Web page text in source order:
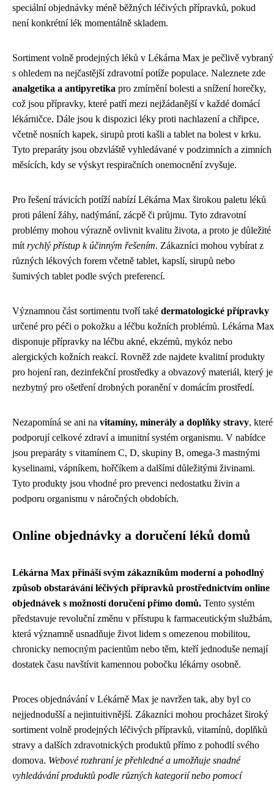
speciální objednávky méně běžných léčivých přípravků, pokud
není konkrétní lék momentálně skladem.
Sortiment volně prodejných léků v Lékárna Max je pečlivě vybraný
s ohledem na nejčastější zdravotní potíže populace. Naleznete zde
analgetika a antipyretika pro zmírnění bolesti a snížení horečky,
což jsou přípravky, které patří mezi nejžádanější v každé domácí
lékárničce. Dále jsou k dispozici léky proti nachlazení a chřipce,
včetně nosních kapek, sirupů proti kašli a tablet na bolest v krku.
Tyto preparáty jsou obzvláště vyhledávané v podzimních a zimních
měsících, kdy se výskyt respiračních onemocnění zvyšuje.
Pro řešení trávicích potíží nabízí Lékárna Max širokou paletu léků
proti pálení žáhy, nadýmání, zácpě či průjmu. Tyto zdravotní
problémy mohou výrazně ovlivnit kvalitu života, a proto je důležité
mít rychlý přístup k účinným řešením. Zákazníci mohou vybírat z
různých lékových forem včetně tablet, kapslí, sirupů nebo
šumivých tablet podle svých preferencí.
Významnou část sortimentu tvoří také dermatologické přípravky
určené pro péči o pokožku a léčbu kožních problémů. Lékárna Max
disponuje přípravky na léčbu akné, ekzémů, mykóz nebo
alergických kožních reakcí. Rovněž zde najdete kvalitní produkty
pro hojení ran, dezinfekční prostředky a obvazový materiál, který je
nezbytný pro ošetření drobných poranění v domácím prostředí.
Nezapomíná se ani na vitamíny, minerály a doplňky stravy, které
podporují celkové zdraví a imunitní systém organismu. V nabídce
jsou preparáty s vitamínem C, D, skupiny B, omega-3 mastnými
kyselinami, vápníkem, hořčíkem a dalšími důležitými živinami.
Tyto produkty jsou vhodné pro prevenci nedostatku živin a
podporu organismu v náročných obdobích.
Online objednávky a doručení léků domů
Lékárna Max přináší svým zákazníkům moderní a pohodlný
způsob obstarávání léčivých přípravků prostřednictvím online
objednávek s možností doručení přímo domů. Tento systém
představuje revoluční změnu v přístupu k farmaceutickým službám,
která významně usnadňuje život lidem s omezenou mobilitou,
chronicky nemocným pacientům nebo těm, kteří jednoduše nemají
dostatek času navštívit kamennou pobočku lékárny osobně.
Proces objednávání v Lékárně Max je navržen tak, aby byl co
nejjednodušší a nejintuitivnější. Zákazníci mohou procházet široký
sortiment volně prodejných léčivých přípravků, vitamínů, doplňků
stravy a dalších zdravotnických produktů přímo z pohodlí svého
domova. Webové rozhraní je přehledné a umožňuje snadné
vyhledávání produktů podle různých kategorií nebo pomocí